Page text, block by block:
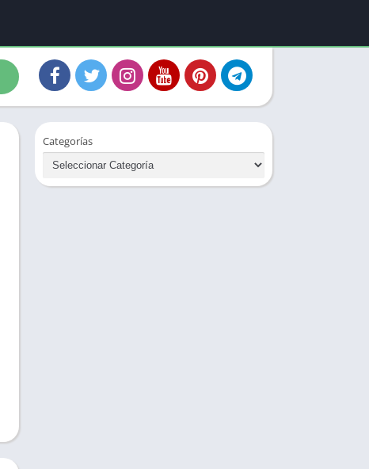
Categorías